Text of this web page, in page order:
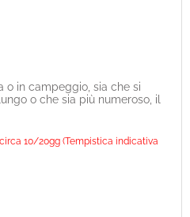
o in campeggio, sia che si
o che sia più numeroso, il
10/20gg (Tempistica indicativa